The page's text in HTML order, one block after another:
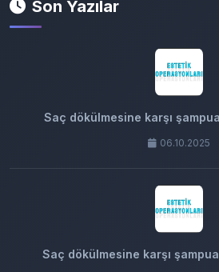
Son Yazılar
Saç dökülmesine karşı
06.10.2025
Saç dökülmesine karşı